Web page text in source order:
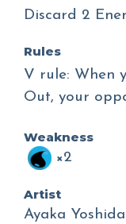
Discard 2
Rules
V rule: When
Out, your
Weakness
×2
Artist
Ayaka Yoshida